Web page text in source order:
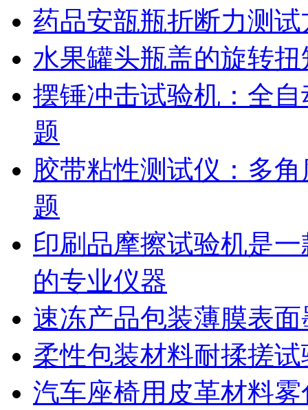
药品安瓿瓶折断力测
水果罐头瓶盖的旋转
摆锤冲击试验机：全
题
胶带粘性测试仪：多
题
印刷品摩擦试验机是
的专业仪器
速冻产品包装薄膜表
柔性包装材料耐揉搓
汽车座椅用皮革材料